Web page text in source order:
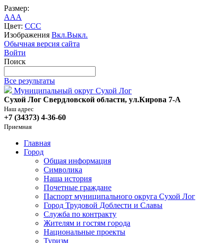
Размер:
AAA
Цвет: CCC
Изображения Вкл.Выкл.
Обычная версия сайта
Войти
Поиск
Все результаты
Муниципальный округ Сухой Лог
Сухой Лог Свердловской области, ул.Кирова 7-А
Наш адрес
+7 (34373) 4-36-60
Приемная
Главная
Город
Общая информация
Символика
Наша история
Почетные граждане
Паспорт муниципального округа Сухой Лог
Город Трудовой Доблести и Славы
Служба по контракту
Жителям и гостям города
Национальные проекты
Туризм